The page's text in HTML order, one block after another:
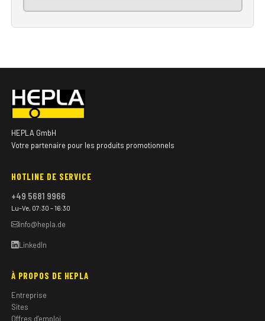
HEPLA GmbH
Votre partenaire pour les produits promotionnels
HOTLINE DE SERVICE
+49 5681 9966
Lu–Ve, 07:30 – 16:30
info@hepla.de
LinkedIn
À PROPOS DE HEPLA
Entreprise
Sites
Offres d’emploi